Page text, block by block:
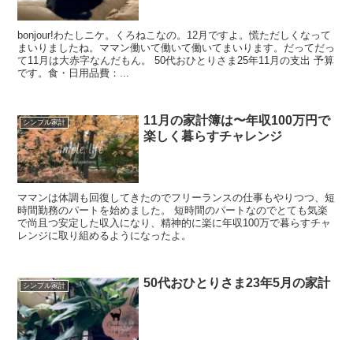
bonjour!わたしニケ。くろねこなの。12月ですよ。慌ただしくなって
まいりましたね。ママン働いて働いて働いてまいります。だってだっ
て11月は大赤字なんだもん。 50代おひとりさま25年11月の支出 予算
です。食・日用品費：...
シンプル家計
11月の家計簿は〜年収100万円で
楽しく暮らすチャレンジ
ママンは体調も回復してきたのでフリーランスの仕事もやりつつ、短
時間勤務のパートを始めました。 短時間のパートなのでとても気楽
で尚且つ安定した収入になり、精神的に楽に年収100万で暮らすチャ
レンジに取り組めるようになったよ。
シンプル家計 50代おひとりさま23年5月の家計